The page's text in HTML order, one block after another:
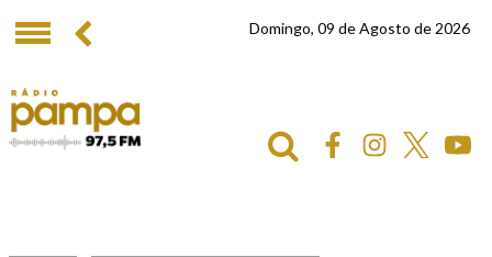
Domingo, 09 de Agosto de 2026